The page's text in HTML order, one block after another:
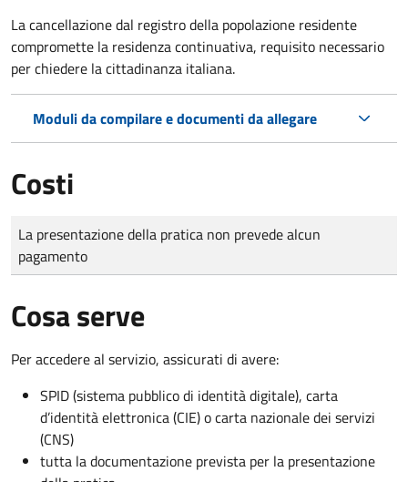
La cancellazione dal registro della popolazione residente
compromette la residenza continuativa, requisito necessario
per chiedere la cittadinanza italiana.
Moduli da compilare e documenti da allegare
Costi
Tipo di pagamento
Importo
La presentazione della pratica non prevede alcun
pagamento
Cosa serve
Per accedere al servizio, assicurati di avere:
SPID (sistema pubblico di identità digitale), carta
d’identità elettronica (CIE) o carta nazionale dei servizi
(CNS)
tutta la documentazione prevista per la presentazione